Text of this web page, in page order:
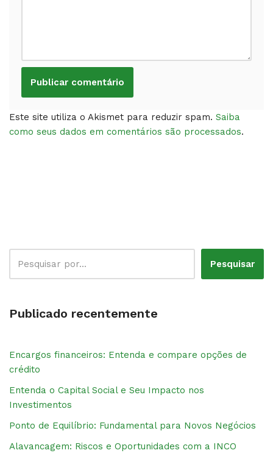
Este site utiliza o Akismet para reduzir spam. Saiba
como seus dados em comentários são processados.
Pesquisar
Publicado recentemente
Encargos financeiros: Entenda e compare opções de
crédito
Entenda o Capital Social e Seu Impacto nos
Investimentos
Ponto de Equilíbrio: Fundamental para Novos Negócios
Alavancagem: Riscos e Oportunidades com a INCO